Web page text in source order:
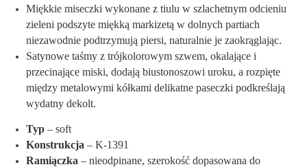
Miękkie miseczki wykonane z tiulu w szlachetnym odcieniu
zieleni podszyte miękką markizetą w dolnych partiach
niezawodnie podtrzymują piersi, naturalnie je zaokrąglając.
Satynowe taśmy z trójkolorowym szwem, okalające i
przecinające miski, dodają biustonoszowi uroku, a rozpięte
między metalowymi kółkami delikatne paseczki podkreślają
wydatny dekolt.
Typ – soft
Konstrukcja – K-1391
Ramiączka – nieodpinane, szerokość dopasowana do